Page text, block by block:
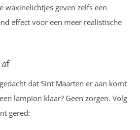
waxinelichtjes geven zelfs een
effect voor een meer realistische
dat Sint Maarten er aan komt
lampion klaar? Geen zorgen. Volg
gered: